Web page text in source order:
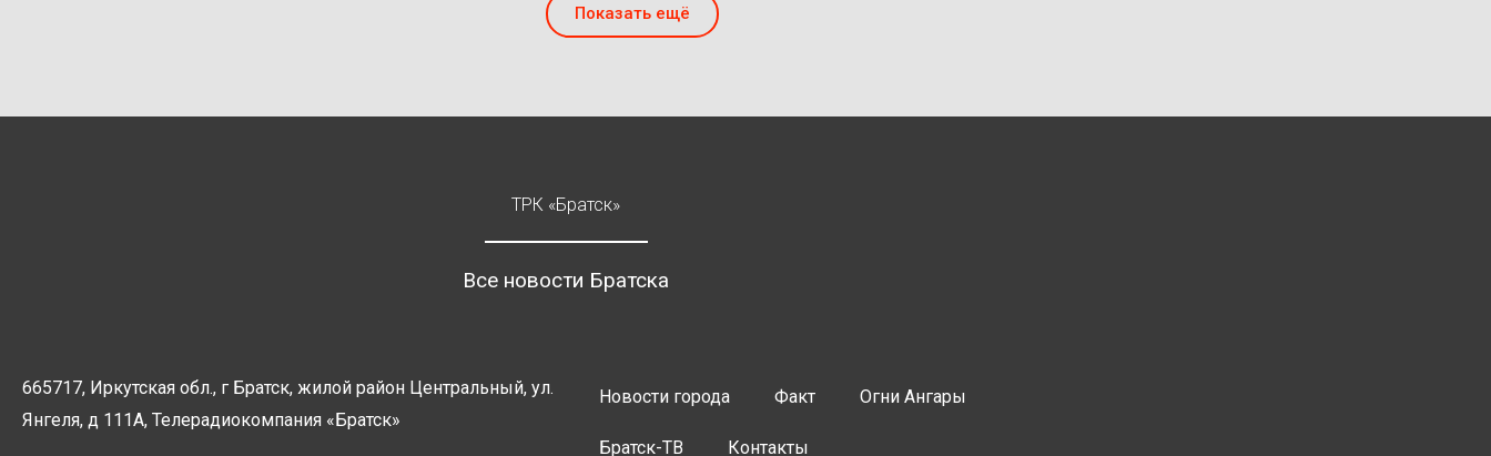
Показать ещё
ТРК «Братск»
Все новости Братска
665717, Иркутская обл., г Братск, жилой район Центральный, ул.
Янгеля, д 111А, Телерадиокомпания «Братск»
Новости города Факт Огни Ангары
Братск-ТВ Контакты